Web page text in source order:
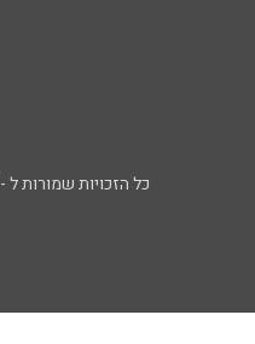
כל הזכויות שמורות ל - 103FM